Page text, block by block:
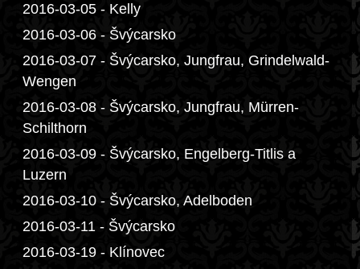
2016-03-05 - Kelly
2016-03-06 - Švýcarsko
2016-03-07 - Švýcarsko, Jungfrau, Grindelwald-
Wengen
2016-03-08 - Švýcarsko, Jungfrau, Mürren-
Schilthorn
2016-03-09 - Švýcarsko, Engelberg-Titlis a
Luzern
2016-03-10 - Švýcarsko, Adelboden
2016-03-11 - Švýcarsko
2016-03-19 - Klínovec